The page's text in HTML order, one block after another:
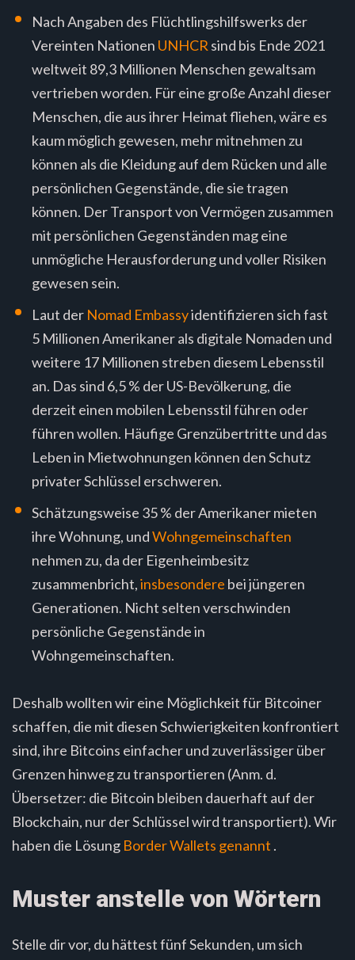
Nach Angaben des Flüchtlingshilfswerks der
Vereinten Nationen UNHCR sind bis Ende 2021
weltweit 89,3 Millionen Menschen gewaltsam
vertrieben worden. Für eine große Anzahl dieser
Menschen, die aus ihrer Heimat fliehen, wäre es
kaum möglich gewesen, mehr mitnehmen zu
können als die Kleidung auf dem Rücken und alle
persönlichen Gegenstände, die sie tragen
können. Der Transport von Vermögen zusammen
mit persönlichen Gegenständen mag eine
unmögliche Herausforderung und voller Risiken
gewesen sein.
Laut der Nomad Embassyidentifizieren sich fast
5 Millionen Amerikaner als digitale Nomaden und
weitere 17 Millionen streben diesem Lebensstil
an. Das sind 6,5 % der US-Bevölkerung, die
derzeit einen mobilen Lebensstil führen oder
führen wollen. Häufige Grenzübertritte und das
Leben in Mietwohnungen können den Schutz
privater Schlüssel erschweren.
Schätzungsweise 35 % der Amerikaner mieten
ihre Wohnung, undWohngemeinschaften
nehmen zu, da der Eigenheimbesitz
zusammenbricht,insbesondere bei jüngeren
Generationen. Nicht selten verschwinden
persönliche Gegenstände in
Wohngemeinschaften.
Deshalb wollten wir eine Möglichkeit für Bitcoiner
schaffen, die mit diesen Schwierigkeiten konfrontiert
sind, ihre Bitcoins einfacher und zuverlässiger über
Grenzen hinweg zu transportieren (Anm. d.
Übersetzer: die Bitcoin bleiben dauerhaft auf der
Blockchain, nur der Schlüssel wird transportiert). Wir
haben die Lösung Border Wallets genannt .
Muster anstelle von Wörtern
Stelle dir vor, du hättest fünf Sekunden, um sich